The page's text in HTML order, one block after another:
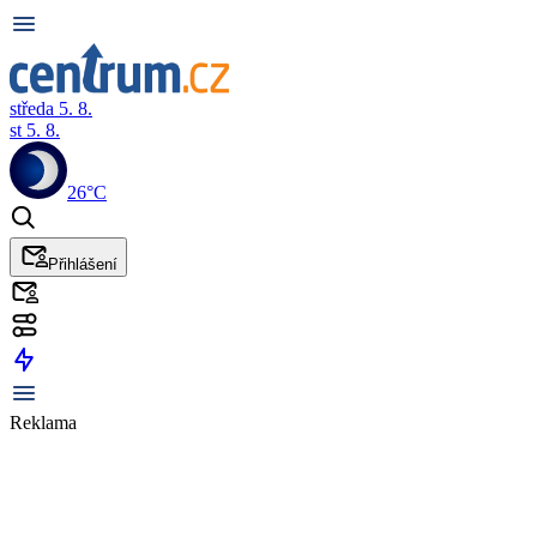
středa 5. 8.
st 5. 8.
26°C
Přihlášení
Reklama